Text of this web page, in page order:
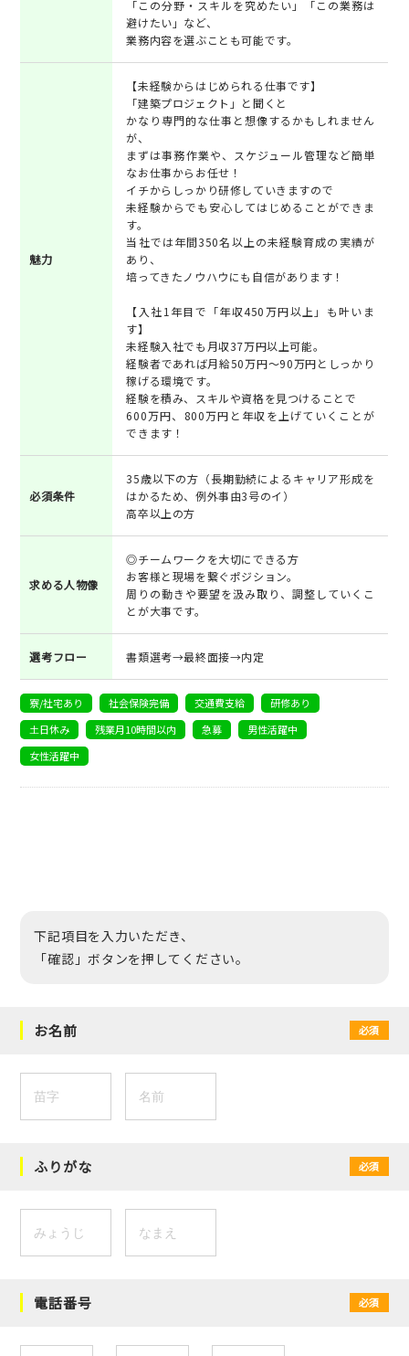
「この分野・スキルを究めたい」「この業務は
避けたい」など、
業務内容を選ぶことも可能です。
魅力
【未経験からはじめられる仕事です】
「建築プロジェクト」と聞くと
かなり専門的な仕事と想像するかもしれません
が、
まずは事務作業や、スケジュール管理など簡単
なお仕事からお任せ！
イチからしっかり研修していきますので
未経験からでも安心してはじめることができま
す。
当社では年間350名以上の未経験育成の実績が
あり、
培ってきたノウハウにも自信があります！
【入社1年目で「年収450万円以上」も叶いま
す】
未経験入社でも月収37万円以上可能。
経験者であれば月給50万円～90万円としっかり
稼げる環境です。
経験を積み、スキルや資格を見つけることで
600万円、800万円と年収を上げていくことが
できます！
必須条件
35歳以下の方（長期勤続によるキャリア形成を
はかるため、例外事由3号のイ）
高卒以上の方
求める人物像
◎チームワークを大切にできる方
お客様と現場を繋ぐポジション。
周りの動きや要望を汲み取り、調整していくこ
とが大事です。
選考フロー 書類選考→最終面接→内定
寮/社宅あり 社会保険完備 交通費支給
研修あり
土日休み
残業月10時間以内 急募
男性活躍中
女性活躍中
下記項目を入力いただき、
「確認」ボタンを押してください。
お名前 必須
ふりがな 必須
電話番号 必須